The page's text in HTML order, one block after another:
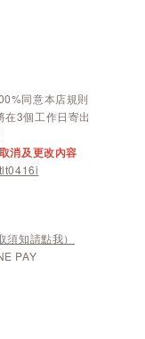
同意本店規則
3個工作日寄出
消及更改內容
須知請點我）
PAY